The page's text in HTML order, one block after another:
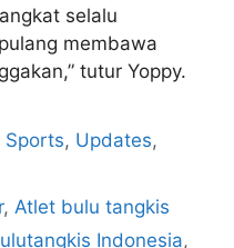
selalu
membawa
tutur Yoppy.
Sports, Updates,
, Atlet bulu tangkis
Indonesia,